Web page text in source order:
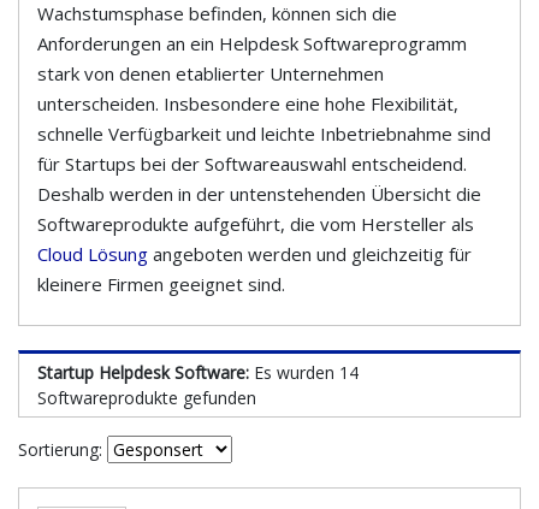
Wachstumsphase befinden, können sich die
Anforderungen an ein Helpdesk Softwareprogramm
stark von denen etablierter Unternehmen
unterscheiden. Insbesondere eine hohe Flexibilität,
schnelle Verfügbarkeit und leichte Inbetriebnahme sind
für Startups bei der Softwareauswahl entscheidend.
Deshalb werden in der untenstehenden Übersicht die
Softwareprodukte aufgeführt, die vom Hersteller als
Cloud Lösung angeboten werden und gleichzeitig für
kleinere Firmen geeignet sind.
Startup Helpdesk Software: Es wurden 14
Softwareprodukte gefunden
Sortierung: